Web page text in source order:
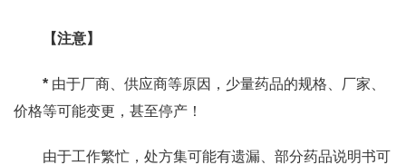
【注意】
* 由于厂商、供应商等原因，少量药品的规格、厂家、
价格等可能变更，甚至停产！
由于工作繁忙，处方集可能有遗漏、部分药品说明书可